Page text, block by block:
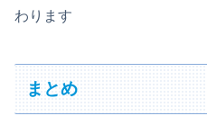
わります
まとめ